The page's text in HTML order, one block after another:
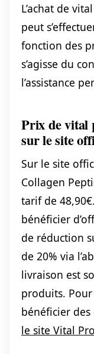
L’achat de
peut
fonction des
s’agisse du
l’assistance
Prix de vital
sur le site
Sur le site
Collagen
tarif de
bénéficier
de réduction
de 20% via
livraison est
produits.
bénéficier
le site Vital